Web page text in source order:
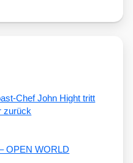
Chef John Hight tritt
zurück
OPEN WORLD